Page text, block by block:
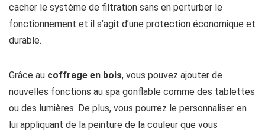
cacher le système de filtration sans en perturber le
fonctionnement et il s’agit d’une protection économique et
durable.
Grâce au coffrage en bois, vous pouvez ajouter de
nouvelles fonctions au spa gonflable comme des tablettes
ou des lumières. De plus, vous pourrez le personnaliser en
lui appliquant de la peinture de la couleur que vous